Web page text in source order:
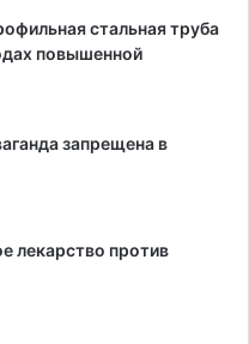
стальная труба
повышенной
запрещена в
лекарство против